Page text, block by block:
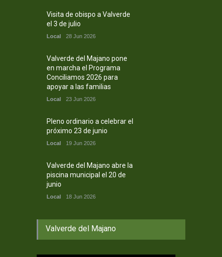
Visita de obispo a Valverde
el 3 de julio
Local 28 Jun 2026
Valverde del Majano pone
en marcha el Programa
Conciliamos 2026 para
apoyar a las familias
Local 23 Jun 2026
Pleno ordinario a celebrar el
próximo 23 de junio
Local 19 Jun 2026
Valverde del Majano abre la
piscina municipal el 20 de
junio
Local 18 Jun 2026
Valverde del Majano